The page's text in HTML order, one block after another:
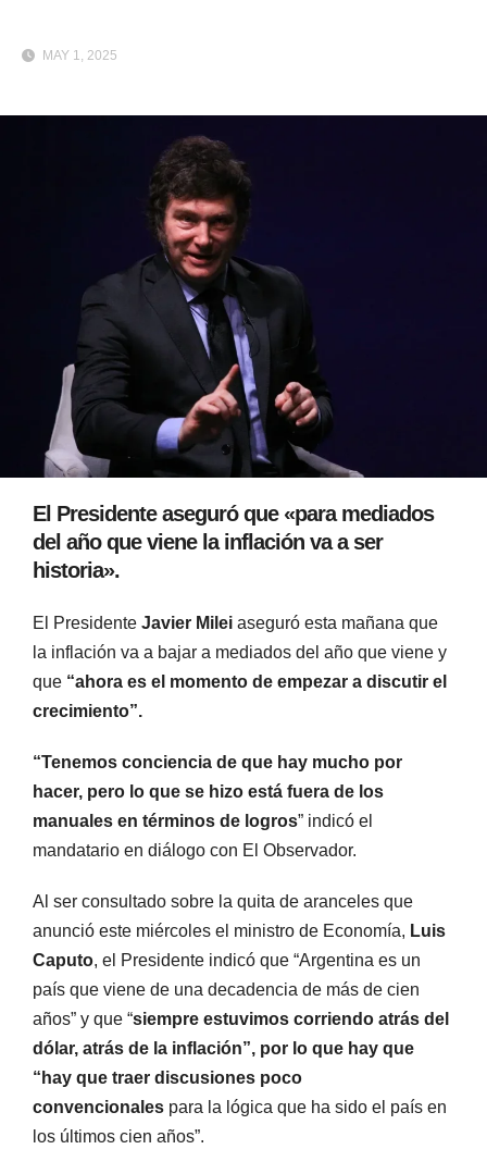
MAY 1, 2025
El Presidente aseguró que «para mediados
del año que viene la inflación va a ser
historia».
El Presidente Javier Milei aseguró esta mañana que
la inflación va a bajar a mediados del año que viene y
que “ahora es el momento de empezar a discutir el
crecimiento”.
“Tenemos conciencia de que hay mucho por
hacer, pero lo que se hizo está fuera de los
manuales en términos de logros” indicó el
mandatario en diálogo con El Observador.
Al ser consultado sobre la quita de aranceles que
anunció este miércoles el ministro de Economía, Luis
Caputo, el Presidente indicó que “Argentina es un
país que viene de una decadencia de más de cien
años” y que “siempre estuvimos corriendo atrás del
dólar, atrás de la inflación”, por lo que hay que
“hay que traer discusiones poco
convencionales para la lógica que ha sido el país en
los últimos cien años”.